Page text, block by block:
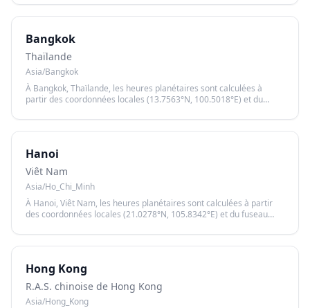
et le coucher du soleil.
Bangkok
Thaïlande
Asia/Bangkok
À Bangkok, Thaïlande, les heures planétaires sont calculées à
partir des coordonnées locales (13.7563°N, 100.5018°E) et du
sur le lever et le coucher du soleil.
Hanoi
Viêt Nam
Asia/Ho_Chi_Minh
À Hanoi, Viêt Nam, les heures planétaires sont calculées à partir
des coordonnées locales (21.0278°N, 105.8342°E) et du fuseau
lever et le coucher du soleil.
Hong Kong
R.A.S. chinoise de Hong Kong
Asia/Hong_Kong